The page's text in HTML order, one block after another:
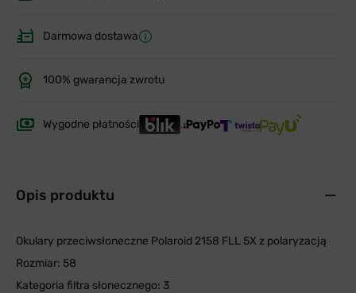
Darmowa dostawa
100% gwarancja zwrotu
Wygodne płatności
Opis produktu
Okulary przeciwsłoneczne Polaroid 2158 FLL 5X z polaryzacją
Rozmiar: 58
Kategoria filtra słonecznego: 3